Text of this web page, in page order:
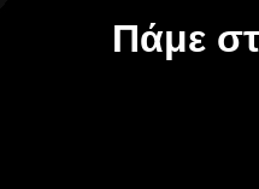
Πάμε